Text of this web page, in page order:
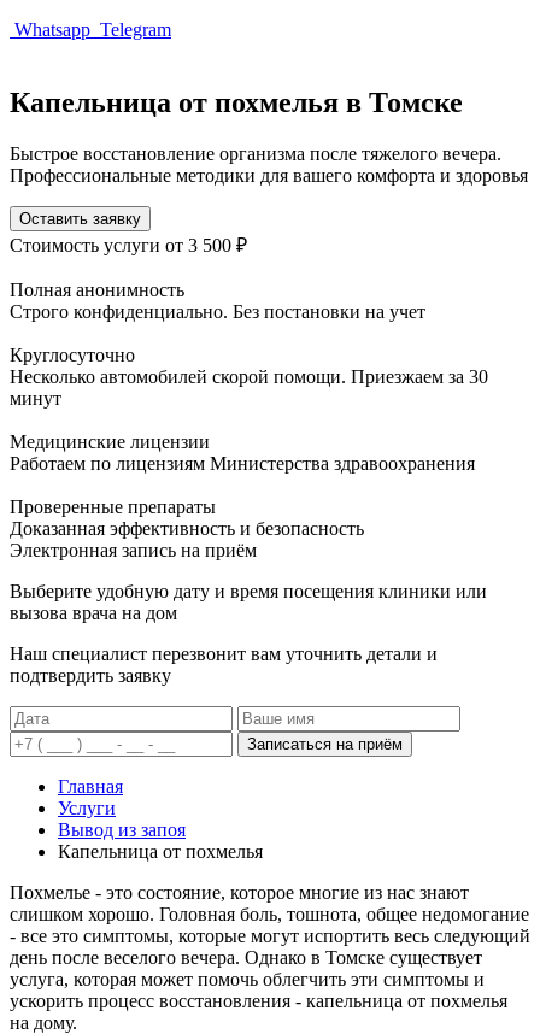
Whatsapp Telegram
Капельница от похмелья в Томске
Быстрое восстановление организма после тяжелого вечера.
Профессиональные методики для вашего комфорта и здоровья
Оставить заявку
Стоимость услуги от 3 500 ₽
Полная анонимность
Строго конфиденциально. Без постановки на учет
Круглосуточно
Несколько автомобилей скорой помощи. Приезжаем за 30
минут
Медицинские лицензии
Работаем по лицензиям Министерства здравоохранения
Проверенные препараты
Доказанная эффективность и безопасность
Электронная запись на приём
Выберите удобную дату и время посещения клиники или
вызова врача на дом
Наш специалист перезвонит вам уточнить детали и
подтвердить заявку
Записаться на приём
Главная
Услуги
Вывод из запоя
Капельница от похмелья
Похмелье - это состояние, которое многие из нас знают
слишком хорошо. Головная боль, тошнота, общее недомогание
- все это симптомы, которые могут испортить весь следующий
день после веселого вечера. Однако в Томске существует
услуга, которая может помочь облегчить эти симптомы и
ускорить процесс восстановления - капельница от похмелья
на дому.